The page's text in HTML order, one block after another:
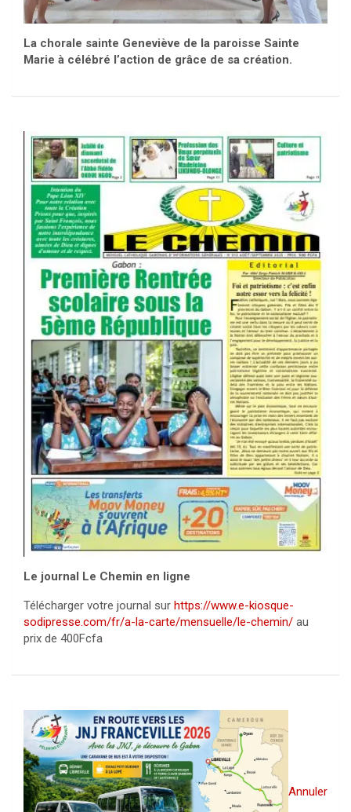
La chorale sainte Geneviève de la paroisse Sainte
Marie à célébré l’action de grâce de sa création.
Le journal Le Chemin en ligne
Télécharger votre journal sur https://www.e-kiosque-
sodipresse.com/fr/a-la-carte/mensuelle/le-chemin/ au
prix de 400Fcfa
Annuler